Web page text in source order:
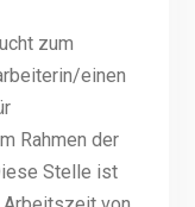
zum
einen
Rahmen der
Stelle ist